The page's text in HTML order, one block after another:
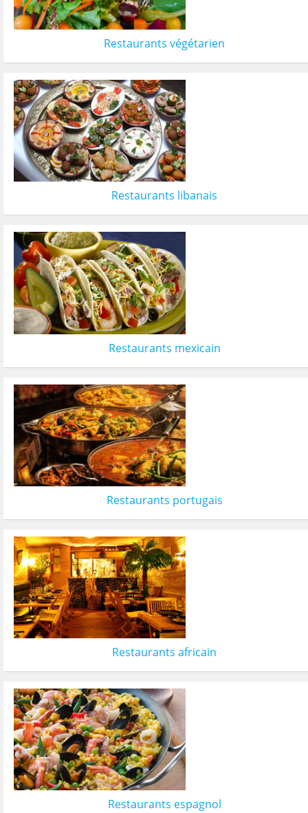
Restaurants végétarien
Restaurants libanais
Restaurants mexicain
Restaurants portugais
Restaurants africain
Restaurants espagnol